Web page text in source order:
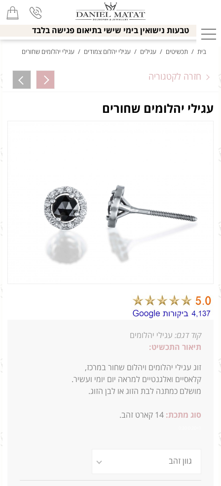
טבעות נישואין בימי שישי בתיאום פגישה בלבד
בית / תכשיטים / עגילים / עגילי יהלום צמודים / עגילי יהלומים שחורים
חזרה לקטגוריה
עגילי יהלומים שחורים
קוד דגם: עגילי יהלומים
תיאור התכשיט:
זוג עגילי יהלומים ויהלום שחור במרכז,
קלאסיים ואלגנטיים למראה יום יומי ועשיר.
מושלם כמתנה לבת הזוג או לבן הזוג.
סוג מתכת: 14 קארט זהב.